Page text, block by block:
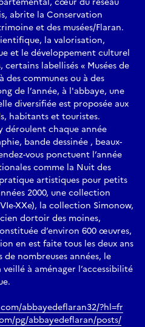
abrite la Conservation
et des musées/Flaran.
la valorisation,
et le développement culturel
certains labellisés « Musées de
des communes ou à des
de l’année, à l'abbaye, une
diversifiée est proposée aux
habitants et touristes.
déroulent chaque année
bande dessinée , beaux-
vous ponctuent l’année
comme la Nuit des
artistiques pour petits
2000, une collection
XXe), la collection Simonow,
dortoir des moines,
d’environ 600 œuvres,
en est faite tous les deux ans
nombreuses années, le
à aménager l’accessibilité
abbayedeflaran32/?hl=fr
pg/abbayedeflaran/posts/